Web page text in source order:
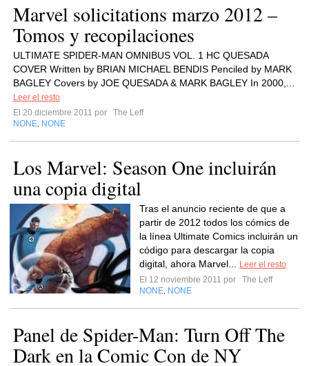
Marvel solicitations marzo 2012 –
Tomos y recopilaciones
ULTIMATE SPIDER-MAN OMNIBUS VOL. 1 HC QUESADA
COVER Written by BRIAN MICHAEL BENDIS Penciled by MARK
BAGLEY Covers by JOE QUESADA & MARK BAGLEY In 2000,...
Leer el resto
El 20 diciembre 2011 por
The Leff
NONE NONE
Los Marvel: Season One incluirán
una copia digital
Tras el anuncio reciente de que a
partir de 2012 todos los cómics de
la línea Ultimate Comics incluirán un
código para descargar la copia
digital, ahora Marvel...
Leer el resto
El 12 noviembre 2011 por
The Leff
NONE NONE
Panel de Spider-Man: Turn Off The
Dark en la Comic Con de NY